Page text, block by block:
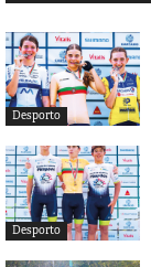
Desporto
Desporto